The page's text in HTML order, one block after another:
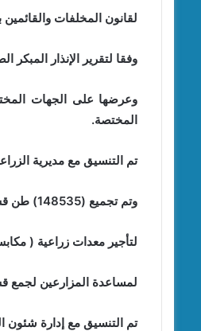
لقانون المخلفات
وفقا لتقرير الإنذار المبكر
المختصة.
تم التنسيق مع مديرية الزراعة بالشرقية لفتح عدد ( 139)
وتم تجميع (148535) طن قش الأرز من بداية الحصاد وتم التنسيق مع مديرية الزراعة بالشرقية،
لتأجير معدات زراعية (
لمساعدة المزارعين لجمع
تم التنسيق مع إدارة شئون